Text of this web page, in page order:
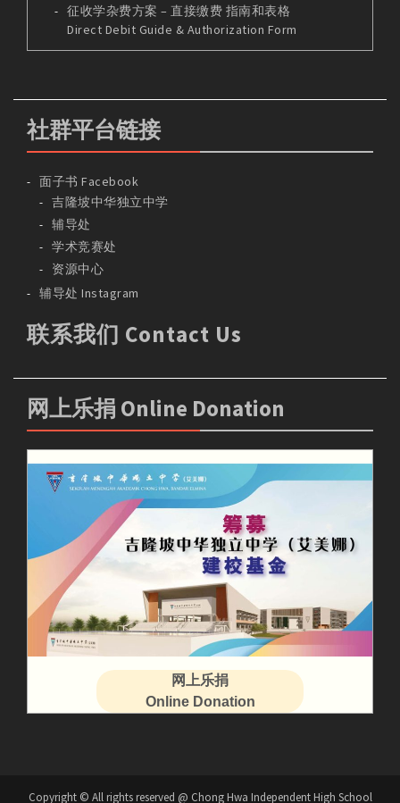
征收学杂费方案 – 直接缴费 指南和表格
Direct Debit Guide & Authorization Form
社群平台链接
面子书 Facebook
吉隆坡中华独立中学
辅导处
学术竞赛处
资源中心
辅导处 Instagram
联系我们 Contact Us
网上乐捐 Online Donation
网上乐捐
Online Donation
Copyright © All rights reserved @ Chong Hwa Independent High School